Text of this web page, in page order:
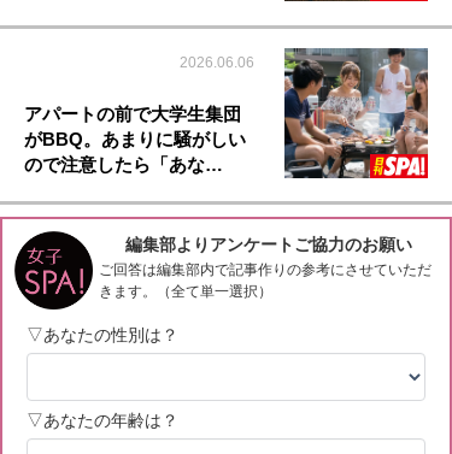
2026.06.06
アパートの前で大学生集団
がBBQ。あまりに騒がしい
ので注意したら「あな…